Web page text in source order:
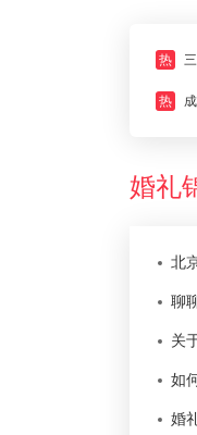
热
热
婚礼
聊
关
如
婚